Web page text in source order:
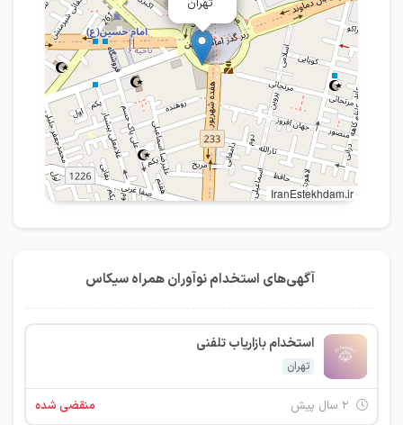
IranEstekhdam.ir
آگهی‌های استخدام نوآوران همراه سیکاس
استخدام بازاریاب تلفنی
تهران
منقضی شده